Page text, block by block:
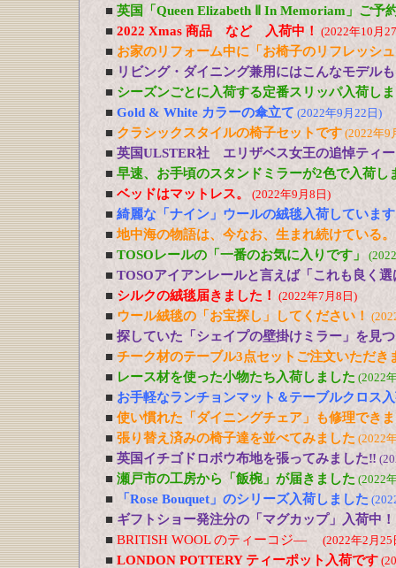
■ 英国「Queen Elizabeth Ⅱ In Memoriam」ご予
■ 2022 Xmas 商品 など 入荷中！ (2022年10月
■ お家のリフォーム中に「お椅子のリフレッシ
■ リビング・ダイニング兼用にはこんなモデルも
■ シーズンごとに入荷する定番スリッパ入荷し
■ Gold & White カラーの傘立て (2022年9月22日)
■ クラシックスタイルの椅子セットです (2022年9
■ 英国ULSTER社 エリザベス女王の追悼ティ
■ 早速、お手頃のスタンドミラーが2色で入荷し
■ ベッドはマットレス。 (2022年9月8日)
■ 綺麗な「ナイン」ウールの絨毯入荷しています
■ 地中海の物語は、今なお、生まれ続けている
■ TOSOレールの「一番のお気に入りです」
■ TOSOアイアンレールと言えば「これも良く
■ シルクの絨毯届きました！ (2022年7月8日)
■ ウール絨毯の「お宝探し」してください！
■ 探していた「シェイプの壁掛けミラー」を見
■ チーク材のテーブル3点セットご注文いただき
■ レース材を使った小物たち入荷しました (2022
■ お手軽なランチョンマット＆テーブルクロス
■ 使い慣れた「ダイニングチェア」も修理でき
■ 張り替え済みの椅子達を並べてみました (2022
■ 英国イチゴドロボウ布地を張ってみました‼
■ 瀬戸市の工房から「飯椀」が届きました (2022
■ 「Rose Bouquet」のシリーズ入荷しました
■ ギフトショー発注分の「マグカップ」入荷中！
■ BRITISH WOOL のティーコジ― (2022年2月25
■ LONDON POTTERY ティーポット入荷です